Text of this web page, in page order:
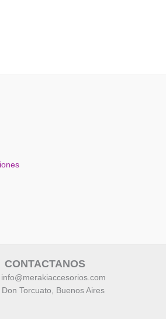
CONTACTANOS
info@merakiaccesorios.com
Don Torcuato, Buenos Aires